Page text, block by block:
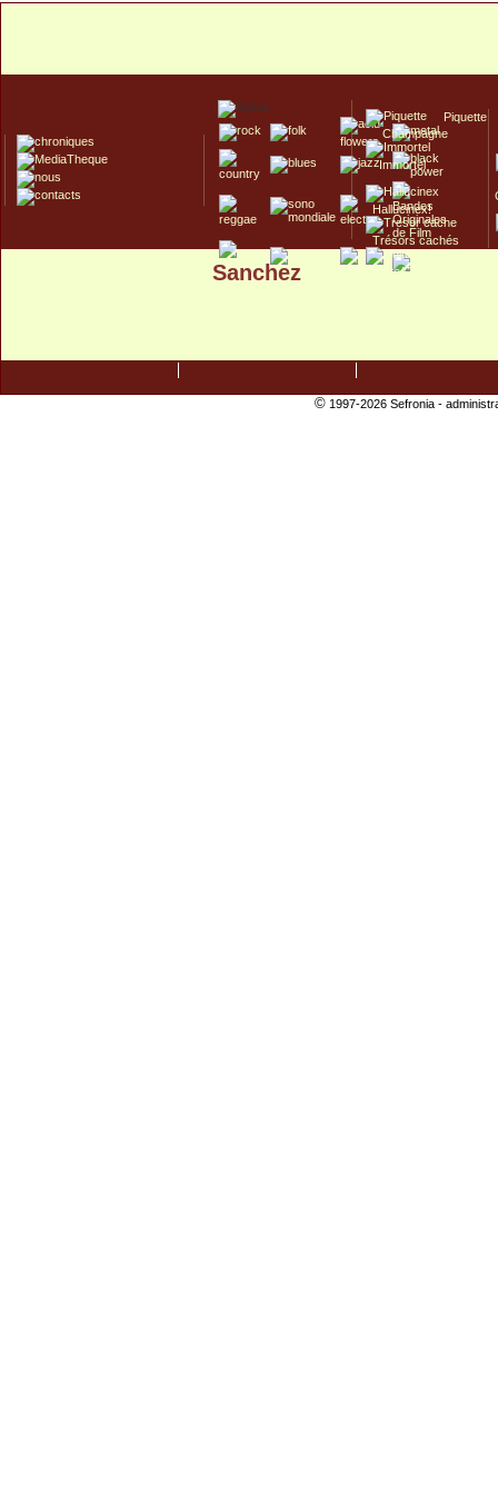
Piquette
Champagne
Immortel
Hallucinex!
Trésors cachés
Culte/Collector
Sanchez
©1997-2026 Sefronia -